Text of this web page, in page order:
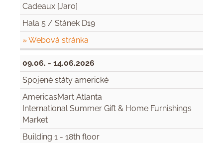
Cadeaux [Jaro]
Hala 5 / Stánek D19
» Webová stránka
09.06. - 14.06.2026
Spojené státy americké
AmericasMart Atlanta
International Summer Gift & Home Furnishings
Market
Building 1 - 18th floor